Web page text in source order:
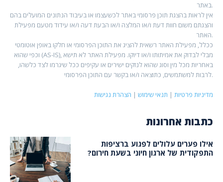
באתר.
אין לראות בהצגת תוכן פרסומי באתר לכשעצמו או בעיבוד הנתונים המועלים בהם
והצגתם משום חוות דעת ו/או המלצה ו/או הבעת דעה ו/או עידוד מטעם מפעילת
האתר.
ככלל, מפעילת האתר רשאית להציג את התוכן הפרסומי או חלקו באופן אוטומטי
וכפי שהוא (AS-IS), מבלי לבדוק את אמיתותו ו/או דיוקו. מפעילת האתר לא תישא
באחריות מכל מין וסוג שהוא לנזקים ישירים או עקיפים ככל שיגרמו לצד כלשהו,
לרבות למשתמשים, כתוצאה ו/או בקשר עם התוכן הפרסומי.
מדיניות פרטיות | תנאי שימוש | הצהרת נגישות
כתבות אחרונות
אילו פערים עלולים לפגוע ברציפות
התפקודית של ארגון חיוני בשעת חירום?